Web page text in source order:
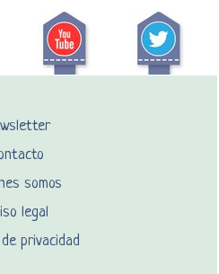
somos
legal
privacidad